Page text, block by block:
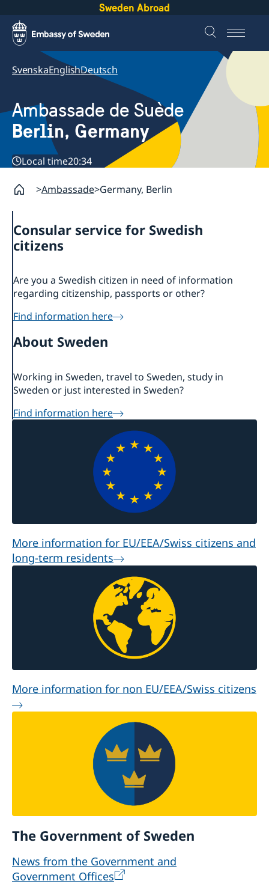
Sweden Abroad
SvenskaEnglishDeutsch
Ambassade de Suède
Berlin, Germany
Local time20:34
Ambassade Germany, Berlin
Consular service for Swedish
citizens
Are you a Swedish citizen in need of information
regarding citizenship, passports or other?
Find information here
About Sweden
Working in Sweden, travel to Sweden, study in
Sweden or just interested in Sweden?
Find information here
More information for EU/EEA/Swiss citizens and
long-term residents
More information for non EU/EEA/Swiss citizens
The Government of Sweden
News from the Government and
Government Offices